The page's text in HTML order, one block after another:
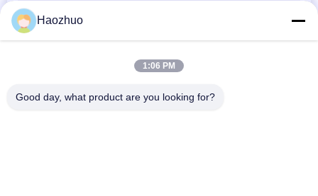
Haozhuo
1:06 PM
Good day, what product are you looking for?